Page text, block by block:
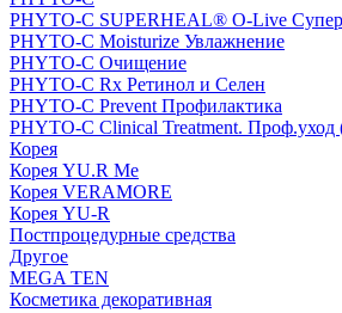
PHYTO-C SUPERHEAL® O-Live
PHYTO-C Moisturize Увлажнение
PHYTO-C Очищение
PHYTO-C Rx Ретинол и Селен
PHYTO-C Prevent Профилактика
PHYTO-C Clinical Treatment. Проф.уход
Корея
Корея YU.R Me
Корея VERAMORE
Корея YU-R
Постпроцедурные средства
Другое
MEGA TEN
Косметика декоративная